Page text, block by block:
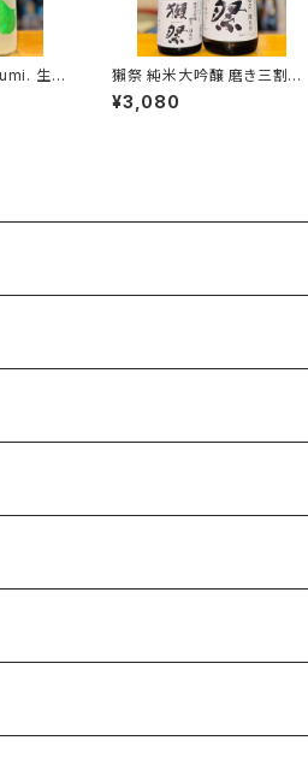
生酛
720
鶴亀・
獺祭 純米大吟醸 磨き三割九
分 720ml１本（旭酒造・山口
県岩国市周東町）
¥3,080